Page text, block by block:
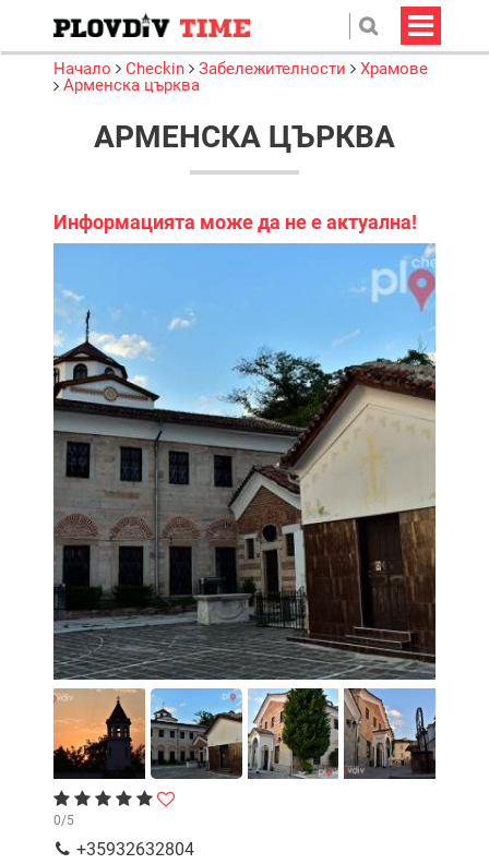
Начало Checkin Забележителности
Храмове
Арменска църква
АРМЕНСКА ЦЪРКВА
Информацията може да не е актуална!
0/5
+35932632804